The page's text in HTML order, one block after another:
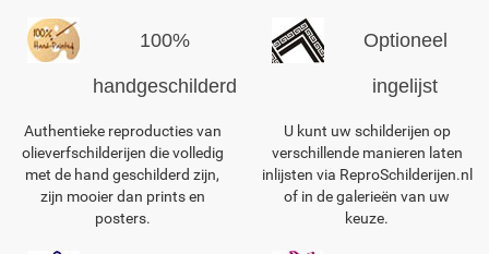
100%
handgeschilderd
Authentieke reproducties van
olieverfschilderijen die volledig
met de hand geschilderd zijn,
zijn mooier dan prints en
posters.
Optioneel
ingelijst
U kunt uw schilderijen op
verschillende manieren laten
inlijsten via ReproSchilderijen.nl
of in de galerieën van uw
keuze.